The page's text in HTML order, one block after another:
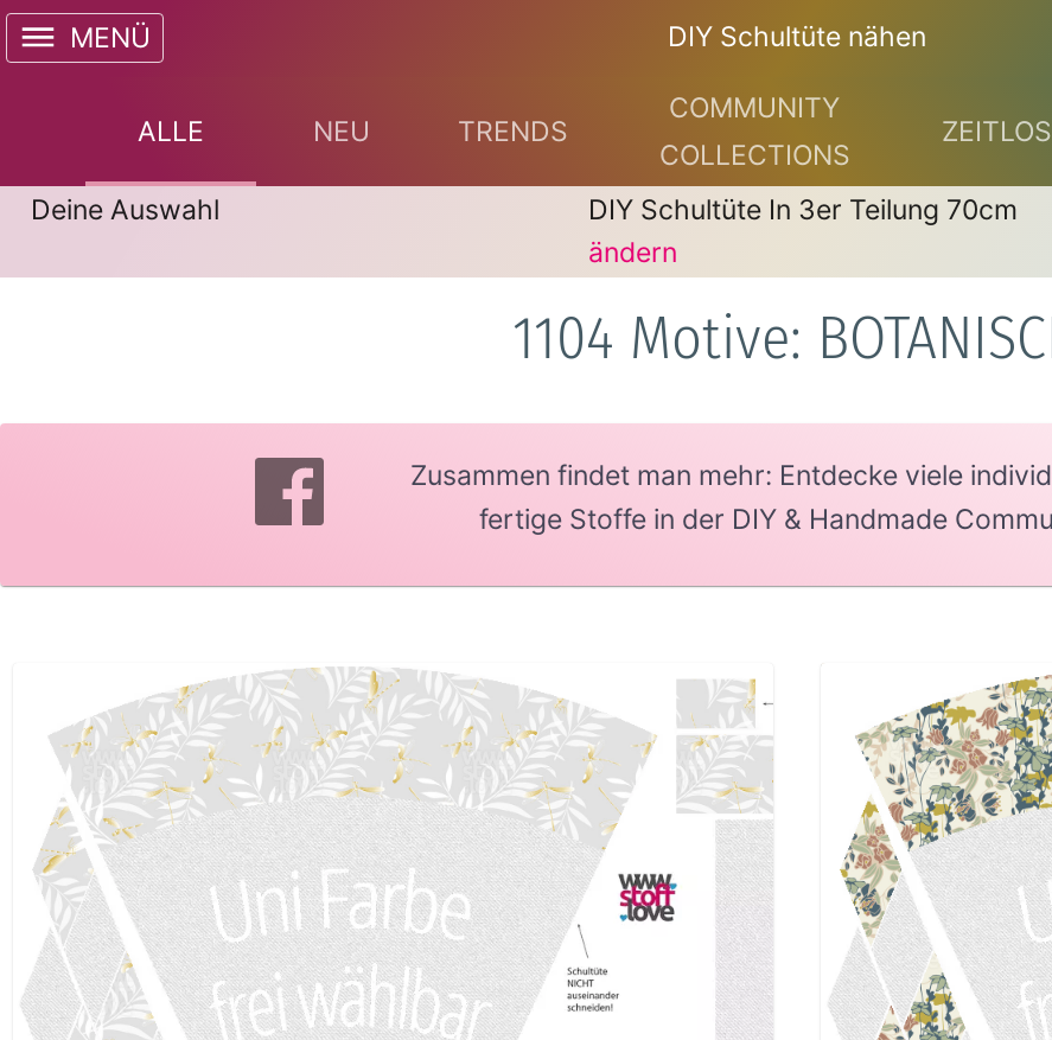
MENÜ DIY Schultüte nähen
ALLE NEU TRENDS
COMMUNITY
COLLECTIONS
ZEITLOS
Deine Auswahl
DIY Schultüte In 3er Teilung 70cm
ändern
1104 Motive:
Zusammen findet man mehr: Entdecke viele
fertige Stoffe in der DIY & Handmade